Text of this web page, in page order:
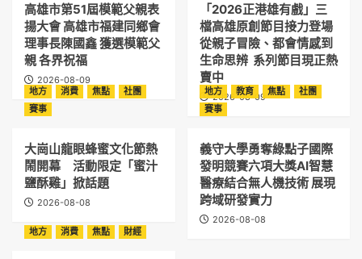
高雄市第51屆模範父親表
揚大會 高雄市福建同鄉會
理事長陳國鑫 獲選模範父
親 各界祝福
2026-08-09
「2026正港雄有戲」三
檔高雄原創節目接力登場
從親子冒險、都會情感到
生命思辨 系列節目現正熱
賣中
2026-08-09
地方 消費 焦點
社團
賽事
大崗山龍眼蜂蜜文化節熱
鬧開幕 活動限定「蜜汁
鹽酥雞」掀話題
2026-08-08
地方 教育 焦點
社團
賽事
義守大學勇奪綠點子國際
發明競賽六項大獎AI智慧
醫療結合無人機技術 展現
跨域研發實力
2026-08-08
地方
消費 焦點 財經